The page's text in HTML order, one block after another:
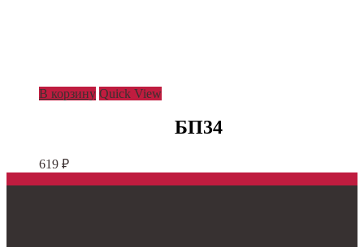
В корзину Quick View
БП34
619 ₽